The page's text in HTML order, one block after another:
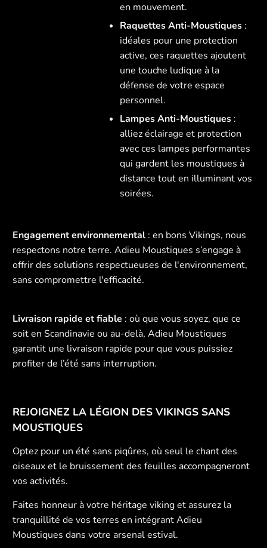
en mouvement.
Raquettes Anti-Moustiques :
idéales pour une protection
active, ces raquettes ajoutent
une touche ludique à la
défense de votre espace
personnel.
Lampes Anti-Moustiques :
alliez éclairage et protection
avec ces lampes performantes
qui gardent les moustiques à
distance tout en illuminant vos
soirées.
Engagement environnemental : en bons Vikings, nous
respectons notre terre. Adieu Moustiques s’engage à
offrir des solutions respectueuses de l'environnement,
sans compromettre l'efficacité.
Livraison rapide et fiable : où que vous soyez, que ce
soit en Scandinavie ou au-delà, Adieu Moustiques
garantit une livraison rapide pour que vous puissiez
profiter de l’été sans interruption.
REJOIGNEZ LA LÉGION DES VIKINGS SANS
MOUSTIQUES
Optez pour un été sans piqûres, où seul le chant des
oiseaux et le bruissement des feuilles accompagneront
vos activités.
Faites honneur à votre héritage viking et assurez la
tranquillité de vos terres en intégrant Adieu
Moustiques dans votre arsenal estival.